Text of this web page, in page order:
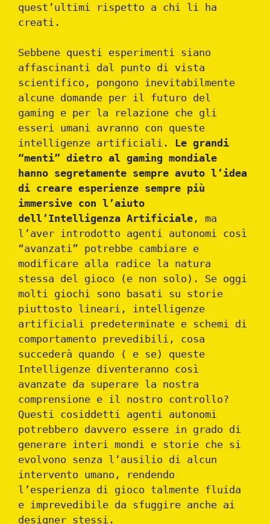
quest’ultimi rispetto a chi li ha
creati.
Sebbene questi esperimenti siano
affascinanti dal punto di vista
scientifico, pongono inevitabilmente
alcune domande per il futuro del
gaming e per la relazione che gli
esseri umani avranno con queste
intelligenze artificiali. Le grandi
“menti” dietro al gaming mondiale
hanno segretamente sempre avuto l’idea
di creare esperienze sempre più
immersive con l’aiuto
dell’Intelligenza Artificiale , ma
l’aver introdotto agenti autonomi così
“avanzati” potrebbe cambiare e
modificare alla radice la natura
stessa del gioco (e non solo). Se oggi
molti giochi sono basati su storie
piuttosto lineari, intelligenze
artificiali predeterminate e schemi di
comportamento prevedibili, cosa
succederà quando ( e se) queste
Intelligenze diventeranno così
avanzate da superare la nostra
comprensione e il nostro controllo?
Questi cosiddetti agenti autonomi
potrebbero davvero essere in grado di
generare interi mondi e storie che si
evolvono senza l’ausilio di alcun
intervento umano, rendendo
l’esperienza di gioco talmente fluida
e imprevedibile da sfuggire anche ai
designer stessi.